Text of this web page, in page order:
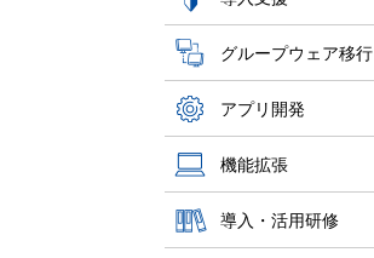
グループウェア移行
アプリ開発
機能拡張
導入・活用研修